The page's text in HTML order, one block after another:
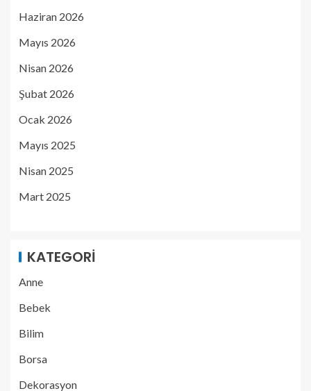
Haziran 2026
Mayıs 2026
Nisan 2026
Şubat 2026
Ocak 2026
Mayıs 2025
Nisan 2025
Mart 2025
KATEGORI
Anne
Bebek
Bilim
Borsa
Dekorasyon